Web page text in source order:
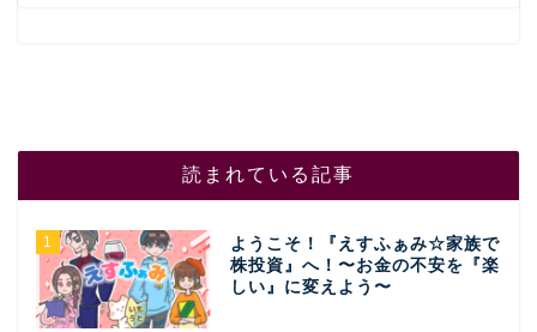
読まれている記事
1
ようこそ！『えすふぁみ☆家族で
株投資』へ！〜お金の不安を『楽
しい』に変えよう〜